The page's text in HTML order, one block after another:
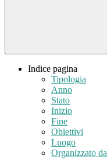
Indice pagina
Tipologia
Anno
Stato
Inizio
Fine
Obiettivi
Luogo
Organizzato da